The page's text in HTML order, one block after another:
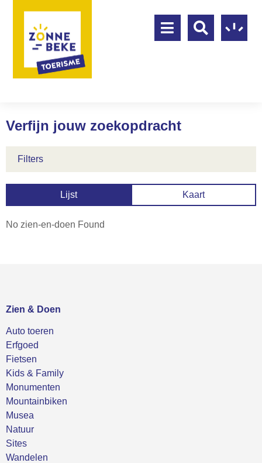
Verfijn jouw zoekopdracht
Filters
Lijst Kaart
No zien-en-doen Found
Zien & Doen
Auto toeren
Erfgoed
Fietsen
Kids & Family
Monumenten
Mountainbiken
Musea
Natuur
Sites
Wandelen